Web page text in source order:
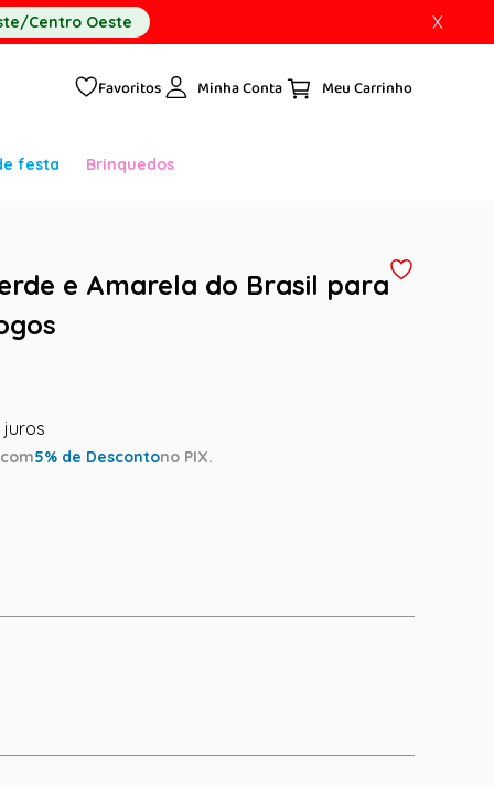
Centro Oeste X
Favoritos Minha Conta
festa Brinquedos
e Amarela do Brasil para
com5% de Descontono PIX.